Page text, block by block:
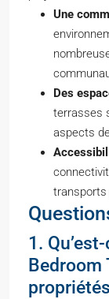
Une
Des
terrasses
aspects
transports
1.
Bedroom